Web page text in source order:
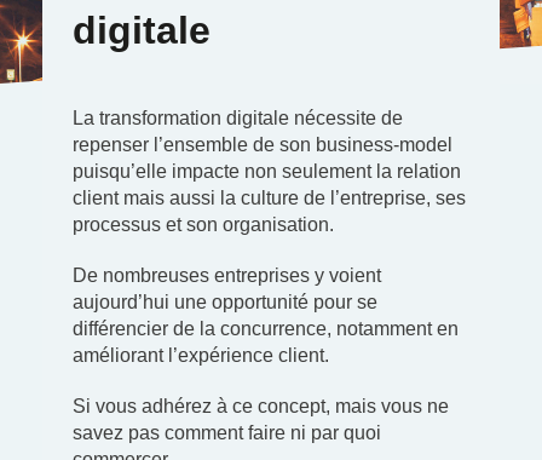
digitale
La transformation digitale nécessite de
repenser l’ensemble de son business-model
puisqu’elle impacte non seulement la relation
client mais aussi la culture de l’entreprise, ses
processus et son organisation.
De nombreuses entreprises y voient
aujourd’hui une opportunité pour se
différencier de la concurrence, notamment en
améliorant l’expérience client.
Si vous adhérez à ce concept, mais vous ne
savez pas comment faire ni par quoi